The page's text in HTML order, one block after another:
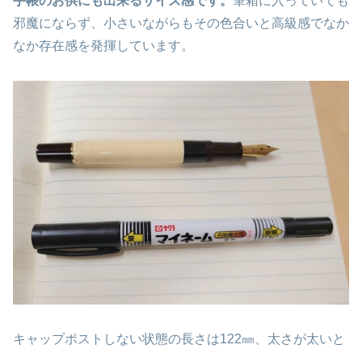
邪魔にならず、小さいながらもその色合いと高級感でなか
なか存在感を発揮しています。
キャップポストしない状態の長さは122㎜、太さが太いと